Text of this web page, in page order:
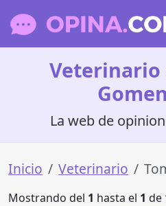
Veterinario
La web de
Inicio Veterinario
Mostrando del 1 hasta el 1 de